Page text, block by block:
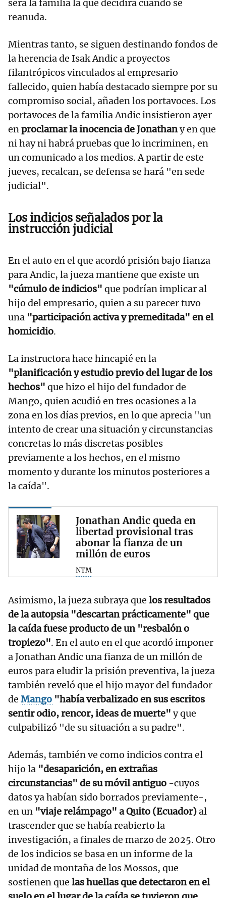
será la familia la que decidirá cuándo se
reanuda.
Mientras tanto, se siguen destinando fondos de
la herencia de Isak Andic a proyectos
filantrópicos vinculados al empresario
fallecido, quien había destacado siempre por su
compromiso social, añaden los portavoces. Los
portavoces de la familia Andic insistieron ayer
enproclamar la inocencia de Jonathany en que
ni hay ni habrá pruebas que lo incriminen, en
un comunicado a los medios. A partir de este
jueves, recalcan, se defensa se hará "en sede
judicial".
Los indicios señalados por la
instrucción judicial
En el auto en el que acordó prisión bajo fianza
para Andic, la jueza mantiene que existe un
"cúmulo de indicios" que podrían implicar al
hijo del empresario, quien a su parecer tuvo
una "participación activa y premeditada" en el
homicidio.
La instructora hace hincapié en la
"planificación y estudio previo del lugar de los
hechos" que hizo el hijo del fundador de
Mango, quien acudió en tres ocasiones a la
zona en los días previos, en lo que aprecia "un
intento de crear una situación y circunstancias
concretas lo más discretas posibles
previamente a los hechos, en el mismo
momento y durante los minutos posteriores a
la caída".
Jonathan Andic queda en
libertad provisional tras
abonar la fianza de un
millón de euros
NTM
Asimismo, la jueza subraya que los resultados
de la autopsia "descartan prácticamente" que
la caída fuese producto de un "resbalón o
tropiezo". En el auto en el que acordó imponer
a Jonathan Andic una fianza de un millón de
euros para eludir la prisión preventiva, la jueza
también reveló que el hijo mayor del fundador
de Mango "había verbalizado en sus escritos
sentir odio, rencor, ideas de muerte" y que
culpabilizó "de su situación a su padre".
Además, también ve como indicios contra el
hijo la "desaparición, en extrañas
circunstancias" de su móvil antiguo -cuyos
datos ya habían sido borrados previamente-,
en un "viaje relámpago" a Quito (Ecuador)al
trascender que se había reabierto la
investigación, a finales de marzo de 2025. Otro
de los indicios se basa en un informe de la
unidad de montaña de los Mossos, que
sostienen que las huellas que detectaron en el